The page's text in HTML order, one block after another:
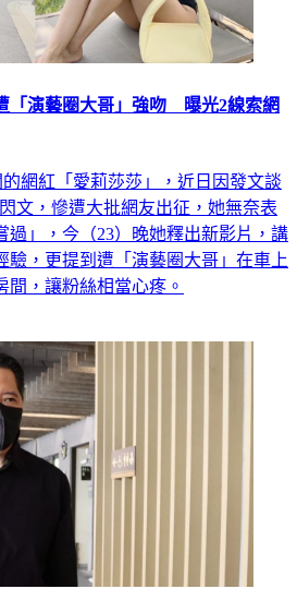
「演藝圈大哥」強吻 曝光2線索網
網紅「愛莉莎莎」，近日因發文談
文，慘遭大批網友出征，她無奈表
過」，今（23）晚她釋出新影片，講
驗，更提到遭「演藝圈大哥」在車上
間，讓粉絲相當心疼。